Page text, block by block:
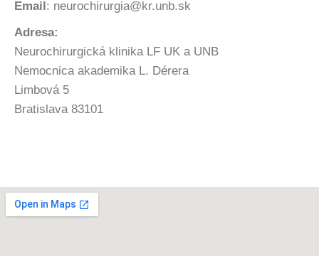
Email : neurochirurgia@kr.unb.sk
Adresa:
Neurochirurgická klinika LF UK a UNB
Nemocnica akademika L. Dérera
Limbová 5
Bratislava 83101